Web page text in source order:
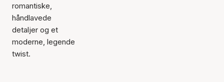
romantiske,
håndlavede
detaljer og et
moderne, legende
twist.